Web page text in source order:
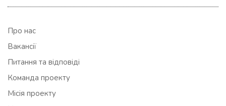
Про нас
Вакансії
Питання та відповіді
Команда проекту
Місія проекту